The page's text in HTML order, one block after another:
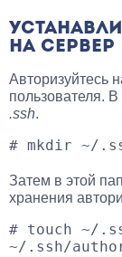
НА СЕРВЕР
Авторизуйтесь
пользователя.
.ssh.
# mkdir ~/
Затем в этой
хранения
# touch ~/
~/.ssh/